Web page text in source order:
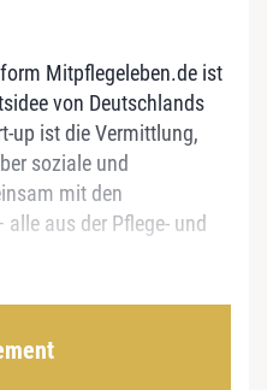
Mitpflegeleben.de ist
von Deutschlands
up ist die Vermittlung,
soziale und
mit den
aus der Pflege- und